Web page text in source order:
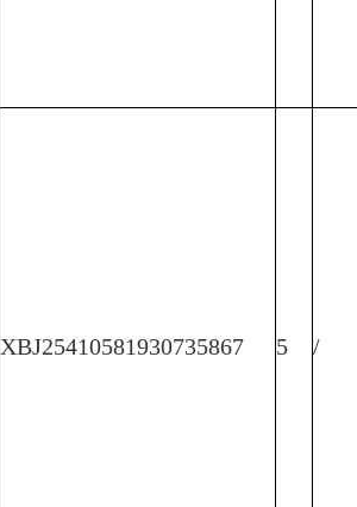
XBJ25410581930735867 5 /